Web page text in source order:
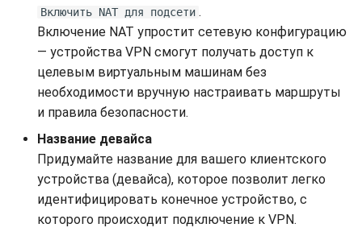
Включить NAT для подсети .
Включение NAT упростит сетевую конфигурацию
— устройства VPN смогут получать доступ к
целевым виртуальным машинам без
необходимости вручную настраивать маршруты
и правила безопасности.
Название девайса
Придумайте название для вашего клиентского
устройства (девайса), которое позволит легко
идентифицировать конечное устройство, с
которого происходит подключение к VPN.